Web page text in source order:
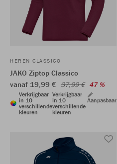
HEREN CLASSICO
JAKO Ziptop Classico
vanaf 19,99 € 37,99 € 47 %
Verkrijgbaar
in 10
verschillende
kleuren
Verkrijgbaar
in 10
verschillende
kleuren
Aanpasbaar